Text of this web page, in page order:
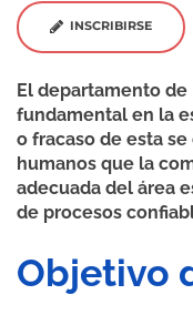
INSCRIBIRSE
El departamento de
fundamental en la
o fracaso de esta
humanos que la
adecuada del área
de procesos
Objetivo